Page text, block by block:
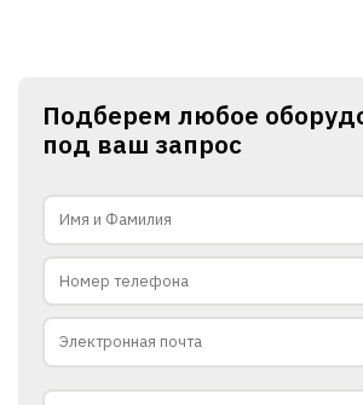
Подберем любое
под ваш запрос